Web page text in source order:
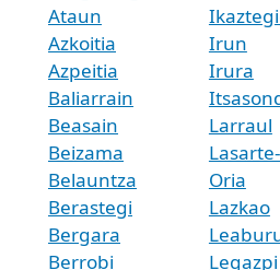
Ataun
Azkoitia
Azpeitia
Baliarrain
Beasain
Beizama
Belauntza
Berastegi
Bergara
Berrobi
Irun
Irura
Larraul
Lasarte-
Oria
Lazkao
Legazpi